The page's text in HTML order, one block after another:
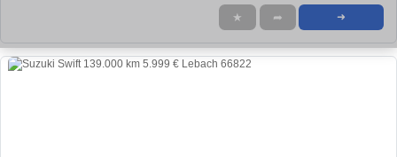
★ ➦ ➜